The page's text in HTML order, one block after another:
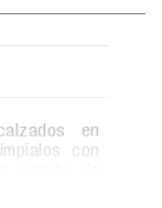
en
con
y jabón.